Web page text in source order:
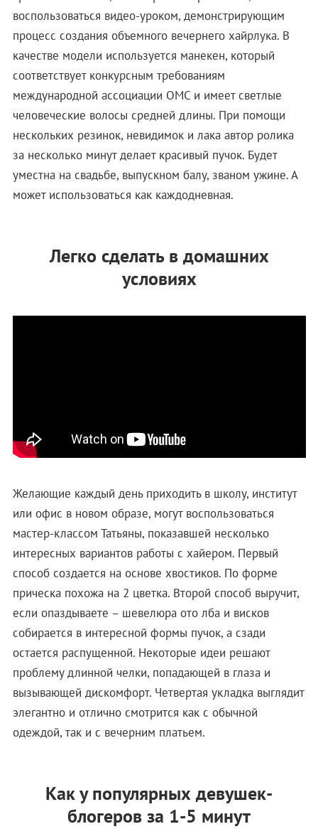
воспользоваться видео-уроком, демонстрирующим
процесс создания объемного вечернего хайрлука. В
качестве модели используется манекен, который
соответствует конкурсным требованиям
международной ассоциации OMC и имеет светлые
человеческие волосы средней длины. При помощи
нескольких резинок, невидимок и лака автор ролика
за несколько минут делает красивый пучок. Будет
уместна на свадьбе, выпускном балу, званом ужине. А
может использоваться как каждодневная.
Легко сделать в домашних
условиях
Желающие каждый день приходить в школу, институт
или офис в новом образе, могут воспользоваться
мастер-классом Татьяны, показавшей несколько
интересных вариантов работы с хайером. Первый
способ создается на основе хвостиков. По форме
прическа похожа на 2 цветка. Второй способ выручит,
если опаздываете – шевелюра ото лба и висков
собирается в интересной формы пучок, а сзади
остается распущенной. Некоторые идеи решают
проблему длинной челки, попадающей в глаза и
вызывающей дискомфорт. Четвертая укладка выглядит
элегантно и отлично смотрится как с обычной
одеждой, так и с вечерним платьем.
Как у популярных девушек-
блогеров за 1-5 минут